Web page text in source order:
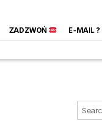
ZADZWOŃ E-MAIL ?